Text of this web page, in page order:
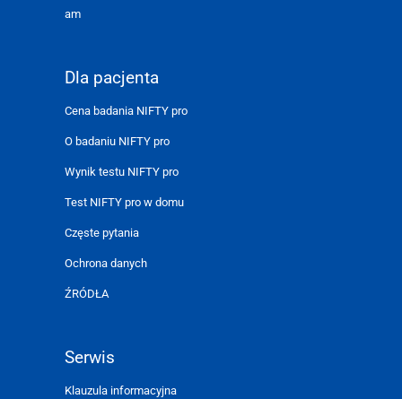
am
Dla pacjenta
Cena badania NIFTY pro
O badaniu NIFTY pro
Wynik testu NIFTY pro
Test NIFTY pro w domu
Częste pytania
Ochrona danych
ŹRÓDŁA
Serwis
Klauzula informacyjna